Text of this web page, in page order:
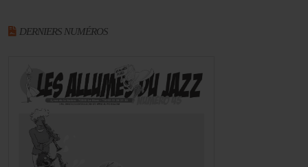
DERNIERS NUMÉROS